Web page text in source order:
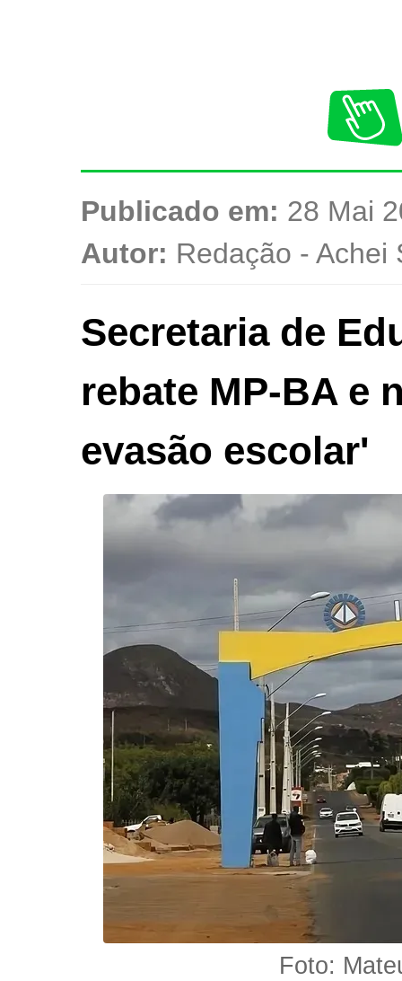
Publicado em: 28 Mai
Autor: Redação - Achei
Secretaria de
rebate MP-BA e
evasão escolar'
Foto: